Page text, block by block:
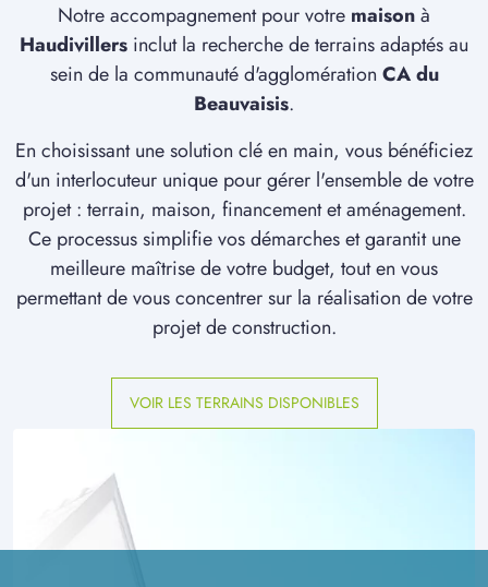
Notre accompagnement pour votre maisonà
Haudivillers inclut la recherche de terrains adaptés au
sein de la communauté d'agglomération CA du
Beauvaisis.
En choisissant une solution clé en main, vous bénéficiez
d'un interlocuteur unique pour gérer l'ensemble de votre
projet : terrain, maison, financement et aménagement.
Ce processus simplifie vos démarches et garantit une
meilleure maîtrise de votre budget, tout en vous
permettant de vous concentrer sur la réalisation de votre
projet de construction.
VOIR LES TERRAINS DISPONIBLES